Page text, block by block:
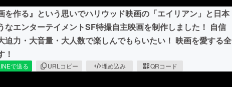
を作る』という思いでハリウッド映画の「エイリアン」と日本
なエンターテイメントSF特撮自主映画を制作しました！ 自信
迫力・大音量・大人数で楽しんでもらいたい！ 映画を愛する全
！
で送る URLコピー 埋め込み QRコード